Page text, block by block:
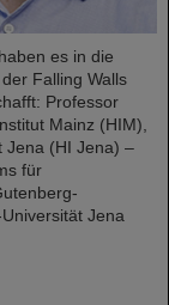
es in die
Falling Walls
Professor
Mainz (HIM),
Jena (HI Jena) –
für
Jena